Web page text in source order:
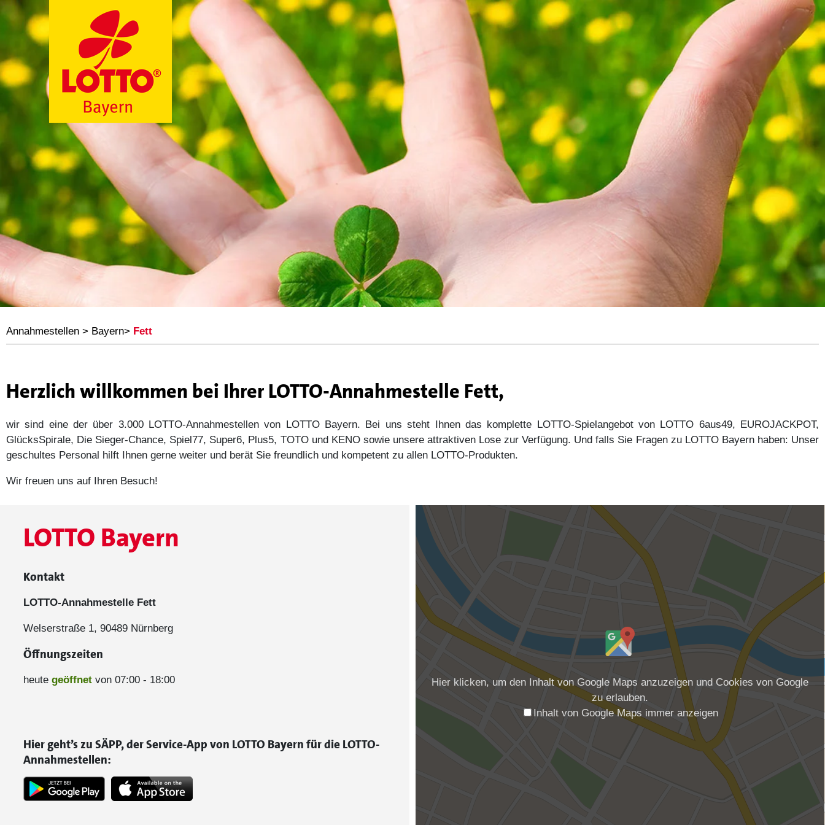
Annahmestellen > Bayern> Fett
Herzlich willkommen bei Ihrer LOTTO-Annahmestelle Fett,
wir sind eine der über 3.000 LOTTO-Annahmestellen von LOTTO Bayern. Bei uns steht Ihnen das komplette LOTTO-Spielangebot von LOTTO 6aus49, EUROJACKPOT,
GlücksSpirale, Die Sieger-Chance, Spiel77, Super6, Plus5, TOTO und KENO sowie unsere attraktiven Lose zur Verfügung. Und falls Sie Fragen zu LOTTO Bayern haben: Unser
geschultes Personal hilft Ihnen gerne weiter und berät Sie freundlich und kompetent zu allen LOTTO-Produkten.
Wir freuen uns auf Ihren Besuch!
LOTTO Bayern
Kontakt
LOTTO-Annahmestelle Fett
Welserstraße 1, 90489 Nürnberg
Öffnungszeiten
heute geöffnet von 07:00 - 18:00
Hier geht’s zu SÄPP, der Service-App von LOTTO Bayern für die LOTTO-
Annahmestellen:
Hier klicken, um den Inhalt von Google Maps anzuzeigen und Cookies von Google
zu erlauben.
Inhalt von Google Maps immer anzeigen